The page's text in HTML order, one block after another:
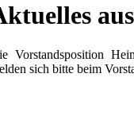
Vorstandsposition
sich bitte beim